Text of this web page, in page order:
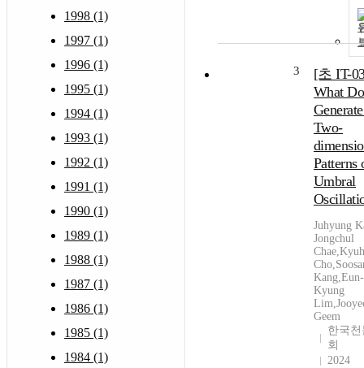
1998 (1)
1997 (1)
1996 (1)
1995 (1)
1994 (1)
1993 (1)
1992 (1)
1991 (1)
1990 (1)
1989 (1)
1988 (1)
1987 (1)
1986 (1)
1985 (1)
1984 (1)
3
[초 IT-
What
Two-
Patterns
Umbral
Juhyung
Jongchul
Kang,Eun-
Kyung
Geem
한국
회
2024